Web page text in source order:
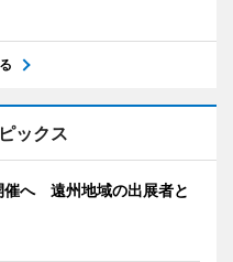
ックス
催へ 遠州地域の出展者と